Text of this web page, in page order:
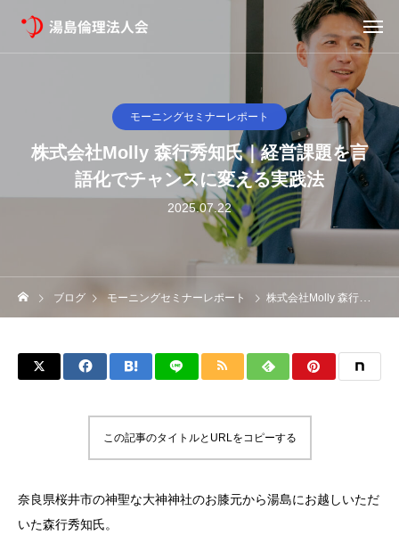
モーニングセミナーレポート
株式会社Molly 森行秀知氏｜経営課題を言
語化でチャンスに変える実践法
2025.07.22
ブログ モーニングセミナーレポート 株式会社Molly 森行秀知氏｜経営課題を言語化でチャンスに変える実践法
この記事のタイトルとURLをコピーする
奈良県桜井市の神聖な大神神社のお膝元から湯島にお越しいただ
いた森行秀知氏。